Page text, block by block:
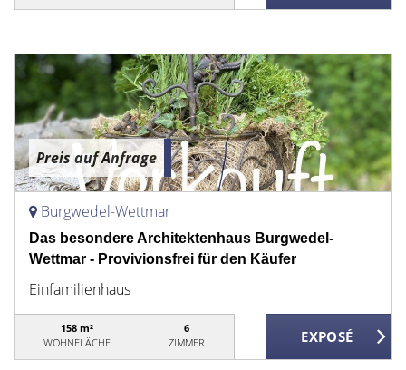
Preis auf Anfrage
Burgwedel-Wettmar
Das besondere Architektenhaus Burgwedel-
Wettmar - Provivionsfrei für den Käufer
Einfamilienhaus
158 m²
WOHNFLÄCHE
6
ZIMMER